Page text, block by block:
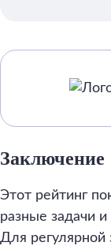
Заключение
Этот рейтинг
разные задачи
Для регулярной